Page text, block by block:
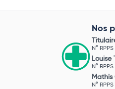
Nos
N°
Louise
N°
Mathis
N°